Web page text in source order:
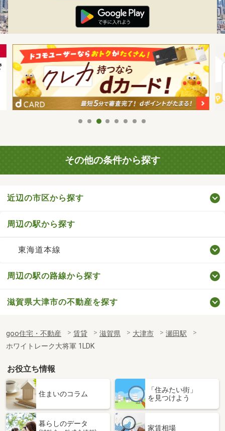
その他の条件から探す
近辺の市区から探す
周辺の駅から探す
東海道本線
周辺の駅の路線から探す
滋賀県大津市の不動産を探す
goo住宅・不動産 賃貸 滋賀県 大津市
瀬田駅
ホワイトレーク大将軍 1LDK
お役立ち情報
住まいのコラム
「住みたい街」
を見つけよう
暮らしのデータ
家賃相場